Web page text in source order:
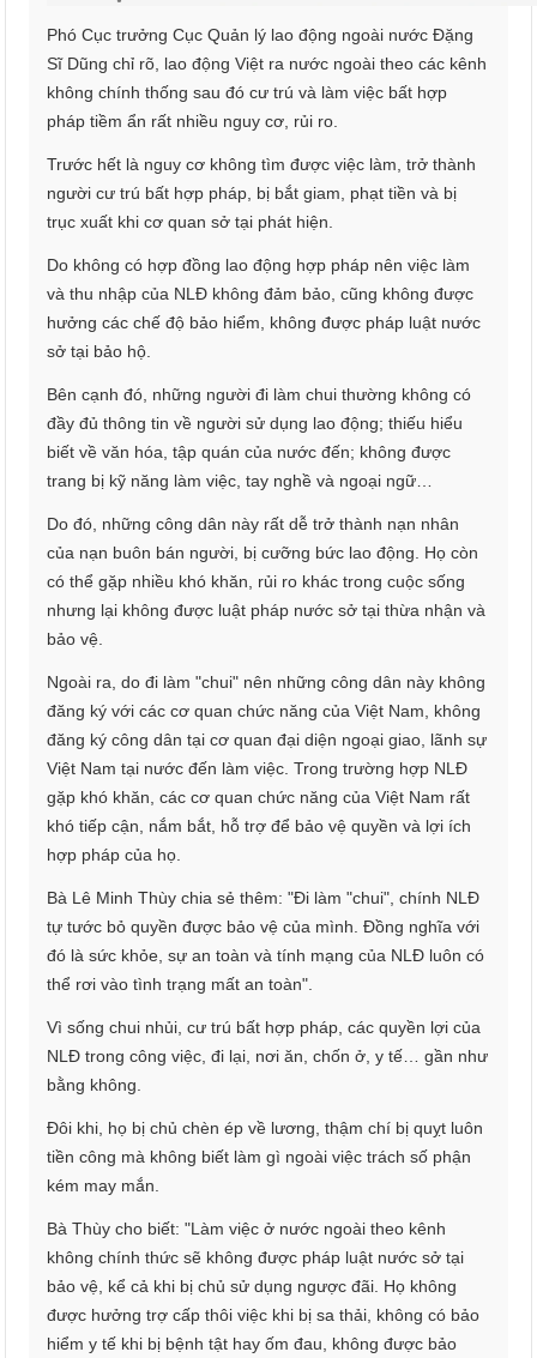
Phó Cục trưởng Cục Quản lý lao động ngoài nước Đặng
Sĩ Dũng chỉ rõ, lao động Việt ra nước ngoài theo các kênh
không chính thống sau đó cư trú và làm việc bất hợp
pháp tiềm ẩn rất nhiều nguy cơ, rủi ro.
Trước hết là nguy cơ không tìm được việc làm, trở thành
người cư trú bất hợp pháp, bị bắt giam, phạt tiền và bị
trục xuất khi cơ quan sở tại phát hiện.
Do không có hợp đồng lao động hợp pháp nên việc làm
và thu nhập của NLĐ không đảm bảo, cũng không được
hưởng các chế độ bảo hiểm, không được pháp luật nước
sở tại bảo hộ.
Bên cạnh đó, những người đi làm chui thường không có
đầy đủ thông tin về người sử dụng lao động; thiếu hiểu
biết về văn hóa, tập quán của nước đến; không được
trang bị kỹ năng làm việc, tay nghề và ngoại ngữ…
Do đó, những công dân này rất dễ trở thành nạn nhân
của nạn buôn bán người, bị cưỡng bức lao động. Họ còn
có thể gặp nhiều khó khăn, rủi ro khác trong cuộc sống
nhưng lại không được luật pháp nước sở tại thừa nhận và
bảo vệ.
Ngoài ra, do đi làm "chui" nên những công dân này không
đăng ký với các cơ quan chức năng của Việt Nam, không
đăng ký công dân tại cơ quan đại diện ngoại giao, lãnh sự
Việt Nam tại nước đến làm việc. Trong trường hợp NLĐ
gặp khó khăn, các cơ quan chức năng của Việt Nam rất
khó tiếp cận, nắm bắt, hỗ trợ để bảo vệ quyền và lợi ích
hợp pháp của họ.
Bà Lê Minh Thùy chia sẻ thêm: "Đi làm "chui", chính NLĐ
tự tước bỏ quyền được bảo vệ của mình. Đồng nghĩa với
đó là sức khỏe, sự an toàn và tính mạng của NLĐ luôn có
thể rơi vào tình trạng mất an toàn".
Vì sống chui nhủi, cư trú bất hợp pháp, các quyền lợi của
NLĐ trong công việc, đi lại, nơi ăn, chốn ở, y tế… gần như
bằng không.
Đôi khi, họ bị chủ chèn ép về lương, thậm chí bị quỵt luôn
tiền công mà không biết làm gì ngoài việc trách số phận
kém may mắn.
Bà Thùy cho biết: "Làm việc ở nước ngoài theo kênh
không chính thức sẽ không được pháp luật nước sở tại
bảo vệ, kể cả khi bị chủ sử dụng ngược đãi. Họ không
được hưởng trợ cấp thôi việc khi bị sa thải, không có bảo
hiểm y tế khi bị bệnh tật hay ốm đau, không được bảo